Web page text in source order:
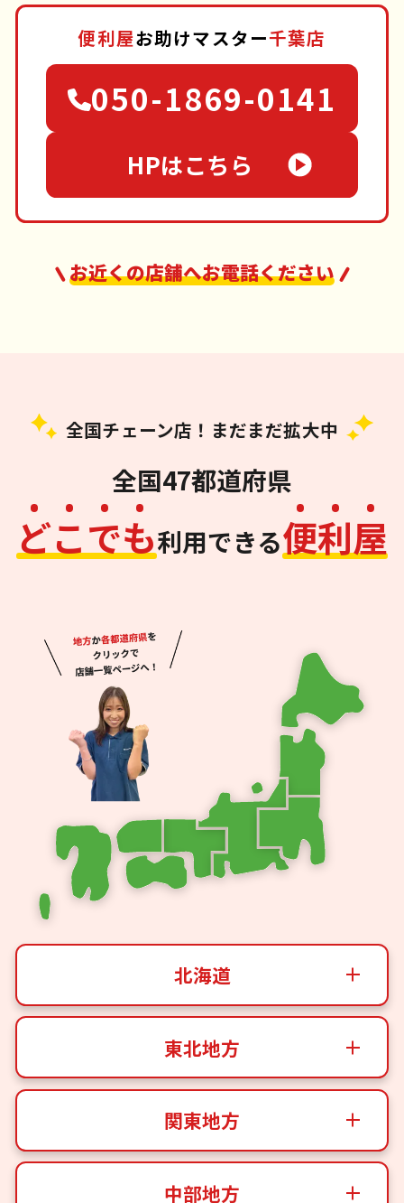
便利屋お助けマスター千葉店
050-1869-0141
HPはこちら
お近くの店舗へお電話ください
全国チェーン店！まだまだ拡大中
全国47都道府県
どこでも利用できる便利屋
北海道
東北地方
関東地方
中部地方